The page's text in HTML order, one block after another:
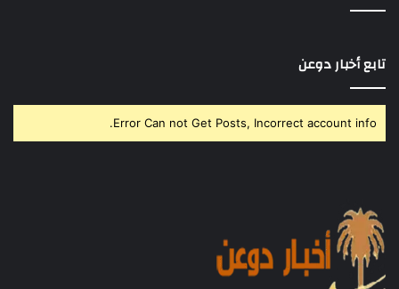
تابع أخبار دوعن
Error Can not Get Posts, Incorrect account info.